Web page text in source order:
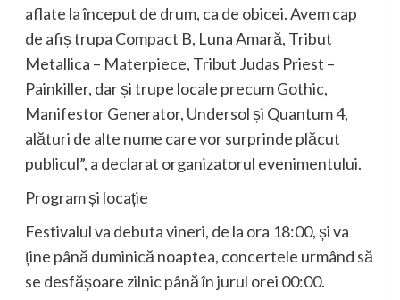
aflate la început de drum, ca de obicei. Avem cap
de afiș trupa Compact B, Luna Amară, Tribut
Metallica – Materpiece, Tribut Judas Priest –
Painkiller, dar și trupe locale precum Gothic,
Manifestor Generator, Undersol și Quantum 4,
alături de alte nume care vor surprinde plăcut
publicul”, a declarat organizatorul evenimentului.
Program și locație
Festivalul va debuta vineri, de la ora 18:00, și va
ține până duminică noaptea, concertele urmând să
se desfășoare zilnic până în jurul orei 00:00.